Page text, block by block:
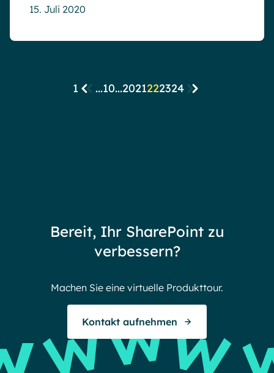
15. Juli 2020
1 ...10...2021222324
Bereit, Ihr SharePoint zu
verbessern?
Machen Sie eine virtuelle Produkttour.
Kontakt aufnehmen